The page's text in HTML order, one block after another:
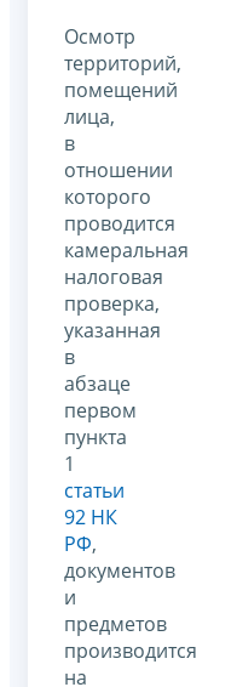
Осмотр
территорий,
помещений
лица,
в
отношении
которого
проводится
камеральная
налоговая
проверка,
указанная
в
абзаце
первом
пункта
1
статьи
92 НК
РФ,
документов
и
предметов
производится
на